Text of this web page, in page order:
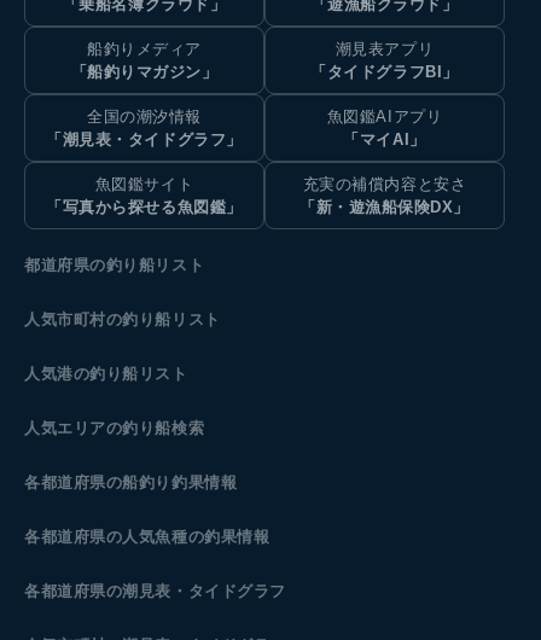
「乗船名簿クラウド」
「遊漁船クラウド」
船釣りメディア
「船釣りマガジン」
潮見表アプリ
「タイドグラフBI」
全国の潮汐情報
「潮見表・タイドグラフ」
魚図鑑AIアプリ
「マイAI」
魚図鑑サイト
「写真から探せる魚図鑑」
充実の補償内容と安さ
「新・遊漁船保険DX」
都道府県の釣り船リスト
人気市町村の釣り船リスト
人気港の釣り船リスト
人気エリアの釣り船検索
各都道府県の船釣り釣果情報
各都道府県の人気魚種の釣果情報
各都道府県の潮見表 ・タイドグラフ